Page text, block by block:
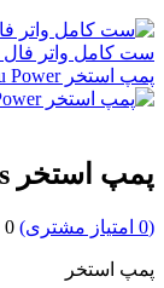
ست کامل واتر فال KOKIDO
پمپ استخر Hydrau Power ایمکس EMAUX
پمپ استخر SE Series ایمکس EMAUX
(
0 امتیاز مشتری) 0
پمپ استخر